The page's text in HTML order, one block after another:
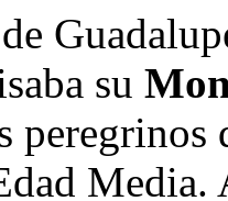
su
peregrinos